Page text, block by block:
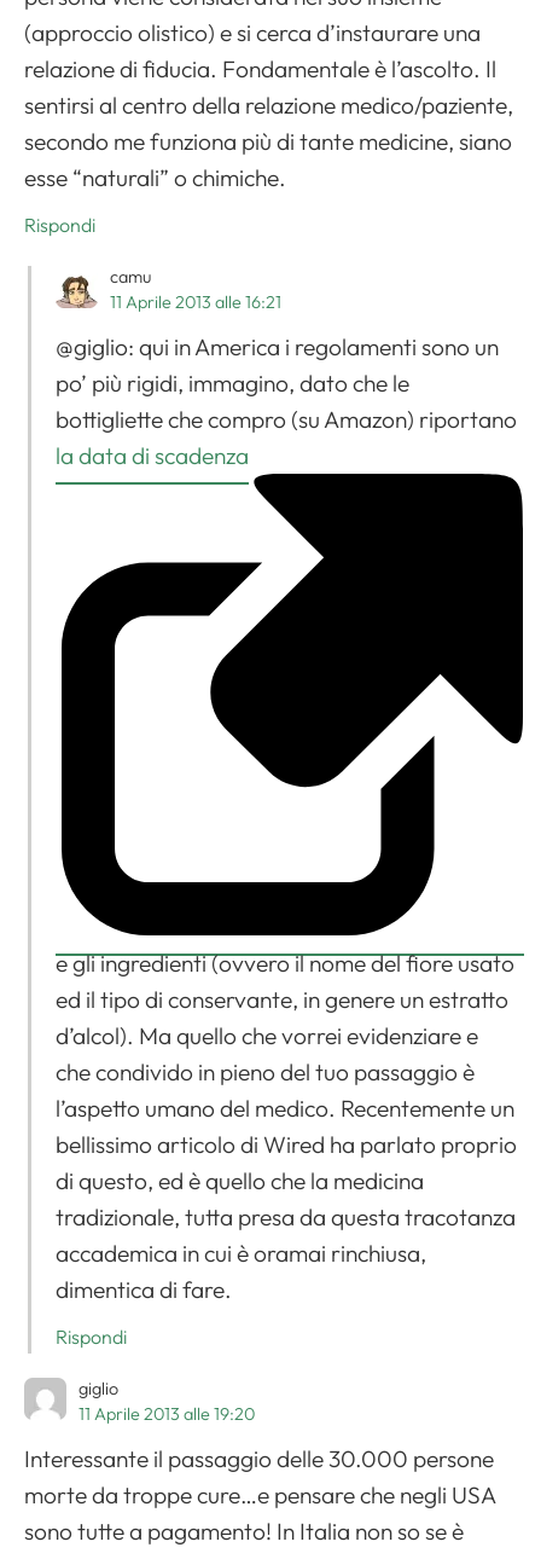
(approccio olistico) e si cerca d’instaurare una
relazione di fiducia. Fondamentale è l’ascolto. Il
sentirsi al centro della relazione medico/paziente,
secondo me funziona più di tante medicine, siano
esse “naturali” o chimiche.
Rispondi
camu
11 Aprile 2013 alle 16:21
@giglio: qui in America i regolamenti sono un
po’ più rigidi, immagino, dato che le
bottigliette che compro (su Amazon) riportano
la data di scadenza
e gli ingredienti (ovvero il nome del fiore usato
ed il tipo di conservante, in genere un estratto
d’alcol). Ma quello che vorrei evidenziare e
che condivido in pieno del tuo passaggio è
l’aspetto umano del medico. Recentemente un
bellissimo articolo di Wired ha parlato proprio
di questo, ed è quello che la medicina
tradizionale, tutta presa da questa tracotanza
accademica in cui è oramai rinchiusa,
dimentica di fare.
Rispondi
giglio
11 Aprile 2013 alle 19:20
Interessante il passaggio delle 30.000 persone
morte da troppe cure…e pensare che negli USA
sono tutte a pagamento! In Italia non so se è
Apri il menu di navigazione